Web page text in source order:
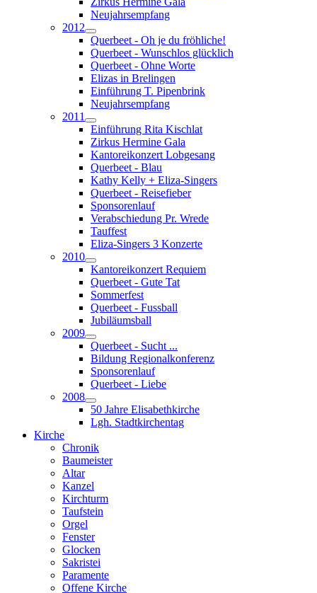
Neujahrsempfang
2012
Querbeet - Oh je du fröhliche!
Querbeet - Wunschlos glücklich
Querbeet - Ohne Worte
Elizas in Brelingen
Einführung T. Pipenbrink
Neujahrsempfang
2011
Einführung Rita Kischlat
Zirkus Hermine Gala
Kantoreikonzert Lobgesang
Querbeet - Blau
Kathy Kelly + Eliza-Singers
Querbeet - Reisefieber
Sponsorenlauf
Verabschiedung Pr. Wrede
Tauffest
Eliza-Singers 3 Konzerte
2010
Kantoreikonzert Requiem
Querbeet - Gute Tat
Sommerfest
Querbeet - Fussball
Jubiläumsball
2009
Querbeet - Sucht ...
Bildung Regionalkonferenz
Sponsorenlauf
Querbeet - Liebe
2008
50 Jahre Elisabethkirche
Lgh. Stadtkirchentag
Kirche
Chronik
Baumeister
Altar
Kanzel
Kirchturm
Taufstein
Orgel
Fenster
Glocken
Sakristei
Paramente
Offene Kirche